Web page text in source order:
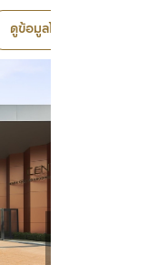
ดูข้อมูลโครงการ